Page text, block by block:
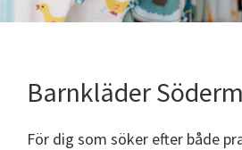
Barnkläder
För dig som söker efter både